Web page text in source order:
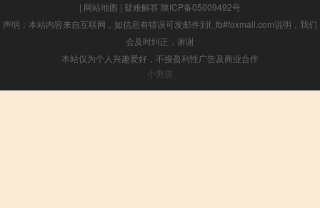
| 网站地图 | 疑难解答 陕ICP备05009492号
声明：本站内容来自互联网，如信息有错误可发邮件到f_fb#foxmail.com说明，我们
会及时纠正，谢谢
本站仅为个人兴趣爱好，不接盈利性广告及商业合作
小男孩